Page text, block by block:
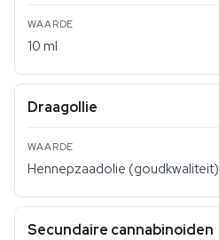
10 ml
Draagollie
Hennepzaadolie (goudkwaliteit)
Secundaire cannabinoiden